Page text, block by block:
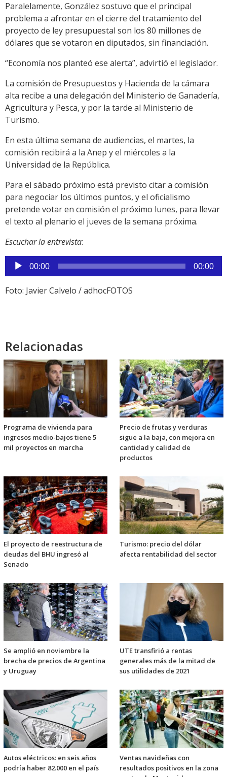
Paralelamente, González sostuvo que el principal
problema a afrontar en el cierre del tratamiento del
proyecto de ley presupuestal son los 80 millones de
dólares que se votaron en diputados, sin financiación.
“Economía nos planteó ese alerta”, advirtió el legislador.
La comisión de Presupuestos y Hacienda de la cámara
alta recibe a una delegación del Ministerio de Ganadería,
Agricultura y Pesca, y por la tarde al Ministerio de
Turismo.
En esta última semana de audiencias, el martes, la
comisión recibirá a la Anep y el miércoles a la
Universidad de la República.
Para el sábado próximo está previsto citar a comisión
para negociar los últimos puntos, y el oficialismo
pretende votar en comisión el próximo lunes, para llevar
el texto al plenario el jueves de la semana próxima.
Escuchar la entrevista:
Reproductor
de
audio
00:00 00:00
Foto: Javier Calvelo / adhocFOTOS
Relacionadas
Programa de vivienda para
ingresos medio-bajos tiene 5
mil proyectos en marcha
Precio de frutas y verduras
sigue a la baja, con mejora en
cantidad y calidad de
productos
El proyecto de reestructura de
deudas del BHU ingresó al
Senado
Turismo: precio del dólar
afecta rentabilidad del sector
Se amplió en noviembre la
brecha de precios de Argentina
y Uruguay
UTE transfirió a rentas
generales más de la mitad de
sus utilidades de 2021
Autos eléctricos: en seis años
podría haber 82.000 en el país
Ventas navideñas con
resultados positivos en la zona